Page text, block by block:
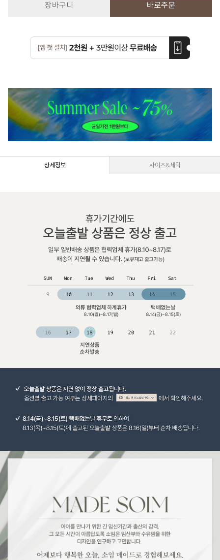
장바구니 바로주문
상세정보 사이즈&세탁